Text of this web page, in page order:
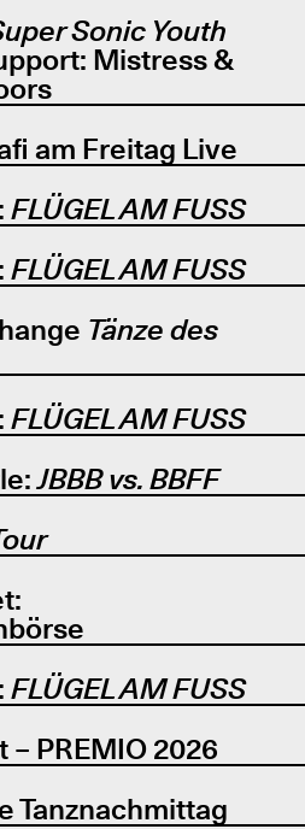
Sonic Youth
Mistress &
am Freitag Live
FLÜGEL AM FUSS
FLÜGEL AM FUSS
Tänze des
FLÜGEL AM FUSS
JBBB vs. BBFF
FLÜGEL AM FUSS
– PREMIO 2026
Tanznachmittag